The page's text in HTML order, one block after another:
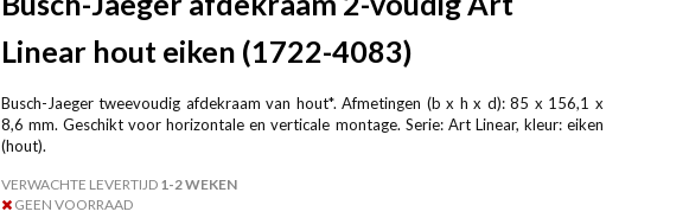
Linear hout eiken (1722-4083)
Busch-Jaeger tweevoudig afdekraam van hout*. Afmetingen (b x h x d): 85 x 156,1 x
8,6 mm. Geschikt voor horizontale en verticale montage. Serie: Art Linear, kleur: eiken
(hout).
VERWACHTE LEVERTIJD1-2 WEKEN
GEEN VOORRAAD